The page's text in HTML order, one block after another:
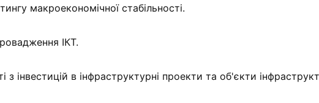
макроекономічної стабільності.
ІКТ.
з інвестицій в інфраструктурні проекти та об'єкти